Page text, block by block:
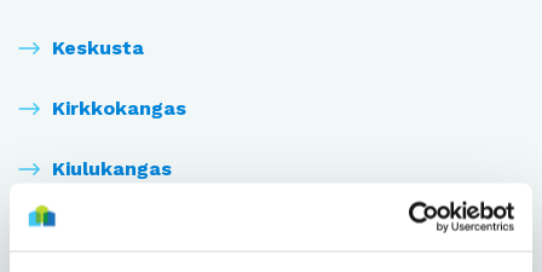
Keskusta
Kirkkokangas
Kiulukangas
Kiviniemi